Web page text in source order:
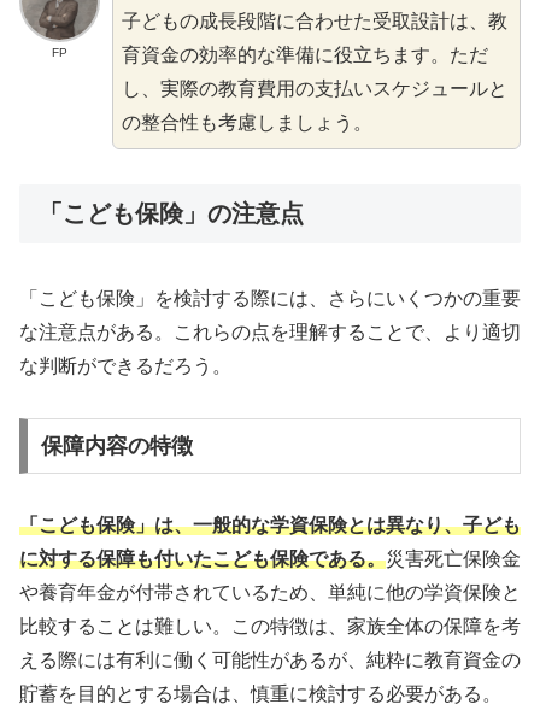
FP
子どもの成長段階に合わせた受取設計は、教
育資金の効率的な準備に役立ちます。ただ
し、実際の教育費用の支払いスケジュールと
の整合性も考慮しましょう。
「こども保険」の注意点
「こども保険」を検討する際には、さらにいくつかの重要
な注意点がある。これらの点を理解することで、より適切
な判断ができるだろう。
保障内容の特徴
「こども保険」は、一般的な学資保険とは異なり、子ども
に対する保障も付いたこども保険である。災害死亡保険金
や養育年金が付帯されているため、単純に他の学資保険と
比較することは難しい。この特徴は、家族全体の保障を考
える際には有利に働く可能性があるが、純粋に教育資金の
貯蓄を目的とする場合は、慎重に検討する必要がある。